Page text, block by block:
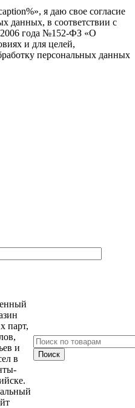
я даю свое согласие
данных, в соответствии с
года №152-ФЗ «О
и для целей,
персональных данных
парт,
и
в